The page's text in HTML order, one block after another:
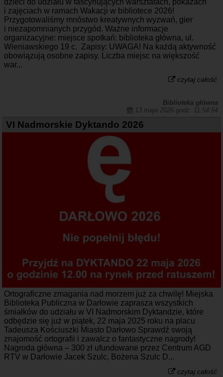
dzieci do udziału w fascynujących warsztatach, pokazach
i zajęciach w ramach Wakacji w bibliotece 2026!
Przygotowaliśmy mnóstwo kreatywnych wyzwań, gier
i niezapomnianych przygód. Ważne informacje
organizacyjne: miejsce spotkań: biblioteka główna, ul.
Wieniawskiego 19 c. Zapisy: UWAGA! Na każdą aktywność
obowiązują osobne zapisy. Liczba miejsc na większość
war...
czytaj całość
Biblioteka główna
13 maja 2026 godz. 11:54:54
VI Nadmorskie Dyktando 2026
Ortograficzne zmagania nad morzem już za chwilę! Miejska
Biblioteka Publiczna w Darłowie zaprasza wszystkich
śmiałków do udziału w VI Nadmorskim Dyktandzie, które
odbędzie się już w piątek, 22 maja 2025 roku na placu
Tadeusza Kościuszki Miasto Darłowo Sprawdź swoją
znajomość ortografii i zawalcz o fantastyczne nagrody!
Nagroda główna – 300 zł ufundowane przez Centrum AGD
RTV w Darłowie Jacek Szulc, Bożena Szulc D...
czytaj całość